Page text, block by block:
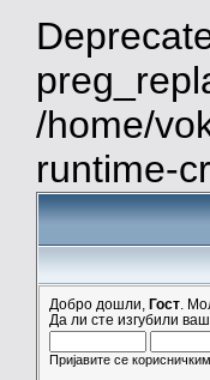
/home/
runtime-
Добро дошли, Гост .
Да ли сте изгубили ваш
Пријавите се